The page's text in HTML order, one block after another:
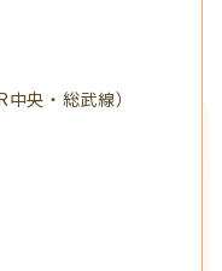
央・総武線）